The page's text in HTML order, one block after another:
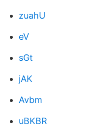
zuahU
eV
sGt
jAK
Avbm
uBKBR